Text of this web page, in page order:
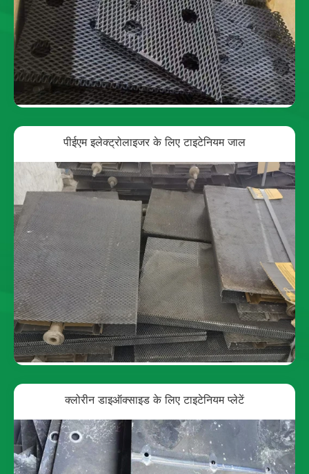
पीईएम इलेक्ट्रोलाइजर के लिए टाइटेनियम जाल
क्लोरीन डाइऑक्साइड के लिए टाइटेनियम प्लेटें